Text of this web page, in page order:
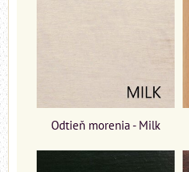
Odtieň morenia - Milk